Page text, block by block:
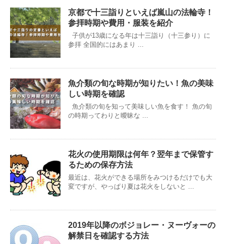
京都で十三詣りといえば嵐山の法輪寺！
参拝時期や費用・服装を紹介
子供が13歳になる年は十三詣り（十三参り）に
参拝 全国的にはあまり ...
魚介類の旬な時期が知りたい！魚の美味
しい時期を確認
魚介類の旬を知って美味しい魚を食す！ 魚の旬
の時期ってわりと曖昧な ...
花火の使用期限は何年？翌年まで保管す
るための保存方法
最近は、花火ができる場所をみつけるだけでも大
変ですが、やっぱり夏は花火をしないと ...
2019年以降のボジョレー・ヌーヴォーの
解禁日を確認する方法